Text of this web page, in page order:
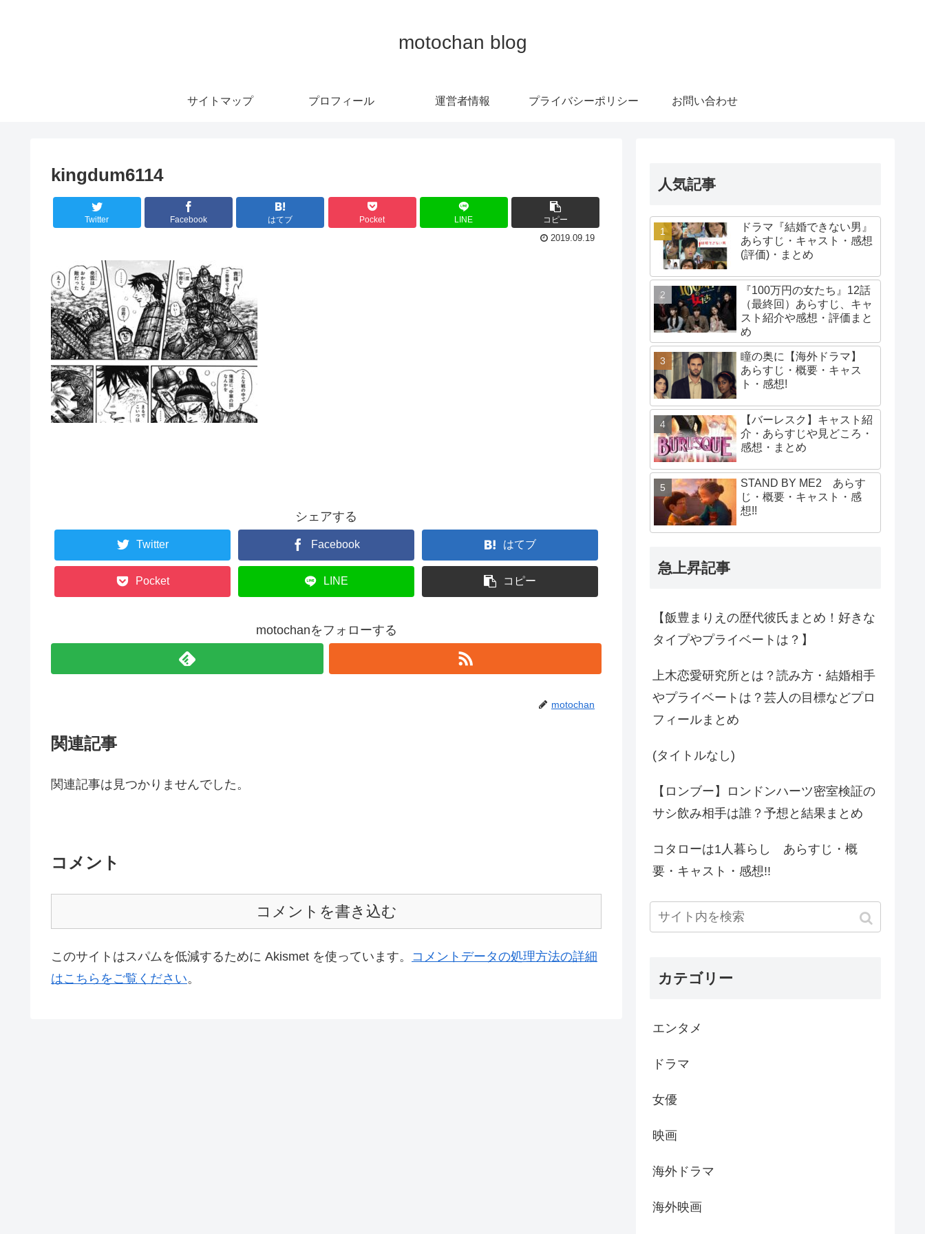
motochan blog
サイトマップ プロフィール 運営者情報 プライバシーポリシー お問い合わせ
kingdum6114
Twitter Facebook はてブ Pocket LINE
コピー
2019.09.19
シェアする
Twitter Facebook はてブ
Pocket LINE コピー
motochanをフォローする
motochan
関連記事
関連記事は見つかりませんでした。
コメント
コメントを書き込む
このサイトはスパムを低減するために Akismet を使っています。 コメントデータの処理方法の詳細
はこちらをご覧ください。
人気記事
ドラマ『結婚できない男』
あらすじ・キャスト・感想
(評価)・まとめ
『100万円の女たち』12話
（最終回）あらすじ、キャ
スト紹介や感想・評価まと
め
瞳の奥に【海外ドラマ】
あらすじ・概要・キャス
ト・感想!
【バーレスク】キャスト紹
介・あらすじや見どころ・
感想・まとめ
STAND BY ME2 あらす
じ・概要・キャスト・感
想!!
急上昇記事
【飯豊まりえの歴代彼氏まとめ！好きな
タイプやプライベートは？】
上木恋愛研究所とは？読み方・結婚相手
やプライベートは？芸人の目標などプロ
フィールまとめ
(タイトルなし)
【ロンブー】ロンドンハーツ密室検証の
サシ飲み相手は誰？予想と結果まとめ
コタローは1人暮らし あらすじ・概
要・キャスト・感想!!
カテゴリー
エンタメ
ドラマ
女優
映画
海外ドラマ
海外映画